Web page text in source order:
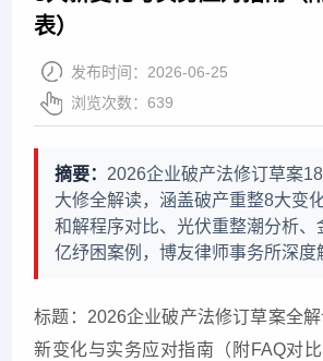
表）
发布时间：2026-06-25
浏览次数：639
摘要： 2026企业破产法修订草案
大修全解读，涵盖破产重整8大变
和解程序对比、光伏重整潮分析、
亿纾困案例，博友律师事务所深度
标题：2026企业破产法修订草案全
新变化与实务应对指南（附FAQ对